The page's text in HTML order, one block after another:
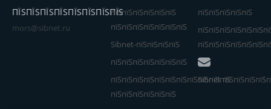
ПЇЅПЇЅПЇЅПЇЅПЇЅПЇЅПЇЅПЇЅ
mors@sibnet.ru
пїЅпїЅпїЅпїЅпїЅпїЅ
пїЅпїЅпїЅпїЅпїЅпїЅпїЅ
Sibnet-пїЅпїЅпїЅпїЅ
пїЅпїЅпїЅпїЅпїЅ
пїЅпїЅпїЅпїЅпїЅпїЅпїЅ
пїЅпїЅпїЅпїЅпїЅпїЅпїЅпїЅпїЅпїЅпїЅ
пїЅпїЅпїЅпїЅпїЅпїЅ
Sibnet